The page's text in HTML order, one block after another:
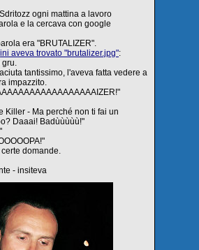
ogni mattina a lavoro
e la cercava con google
era "BRUTALIZER".
aveva trovato "brutalizer.jpg":
tantissimo, l'aveva fatta vedere a
impazzito.
Killer - Ma perché non ti fai un
Daaai! Badùùùùù!"
domande.
- insiteva